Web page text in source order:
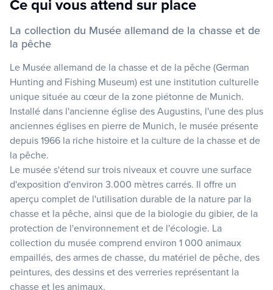
Ce qui vous attend sur place
La collection du Musée allemand de la chasse et de
la pêche
Le Musée allemand de la chasse et de la pêche (German
Hunting and Fishing Museum) est une institution culturelle
unique située au cœur de la zone piétonne de Munich.
Installé dans l'ancienne église des Augustins, l'une des plus
anciennes églises en pierre de Munich, le musée présente
depuis 1966 la riche histoire et la culture de la chasse et de
la pêche.
Le musée s'étend sur trois niveaux et couvre une surface
d'exposition d'environ 3.000 mètres carrés. Il offre un
aperçu complet de l'utilisation durable de la nature par la
chasse et la pêche, ainsi que de la biologie du gibier, de la
protection de l'environnement et de l'écologie. La
collection du musée comprend environ 1 000 animaux
empaillés, des armes de chasse, du matériel de pêche, des
peintures, des dessins et des verreries représentant la
chasse et les animaux.